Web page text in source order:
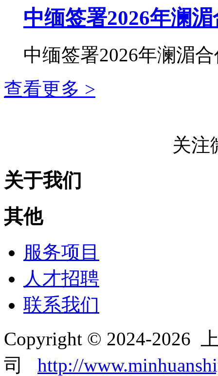
中缅签署2026年澜
中缅签署2026年澜湄
查看更多 >
关注
关于我们
其他
服务项目
人才招聘
联系我们
Copyright © 2024-2026
司 http://